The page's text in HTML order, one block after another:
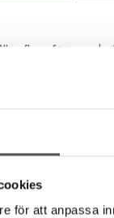
för att anpassa
flera fötter
sydda sömmar
De
linea upp